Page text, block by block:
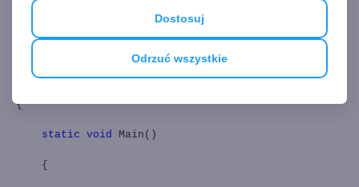
Odrzuć wszystkie
Dostosuj
definiowania i stosowania kolekcji
oraz
obiektów typu
public class Lancuchy
{
static void Main()
{